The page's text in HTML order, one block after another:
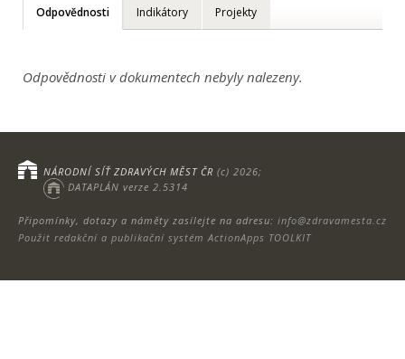
Odpovědnosti Indikátory Projekty
Odpovědnosti v dokumentech nebyly nalezeny.
Připomínky, dotazy a náměty zasílejte na adresu: info@zdravamesta.cz
Použit redakční a publikační systém ActionApps TOOLKIT
NÁRODNÍ SÍŤ ZDRAVÝCH MĚST ČR (c) 2026;
DATAPLÁN verze 2.5314